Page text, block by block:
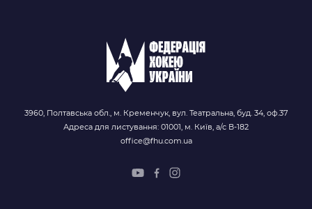
3960, Полтавська обл., м. Кременчук, вул. Театральна, буд. 34, оф.37
Адреса для листування: 01001, м. Київ, а/с В-182
office@fhu.com.ua